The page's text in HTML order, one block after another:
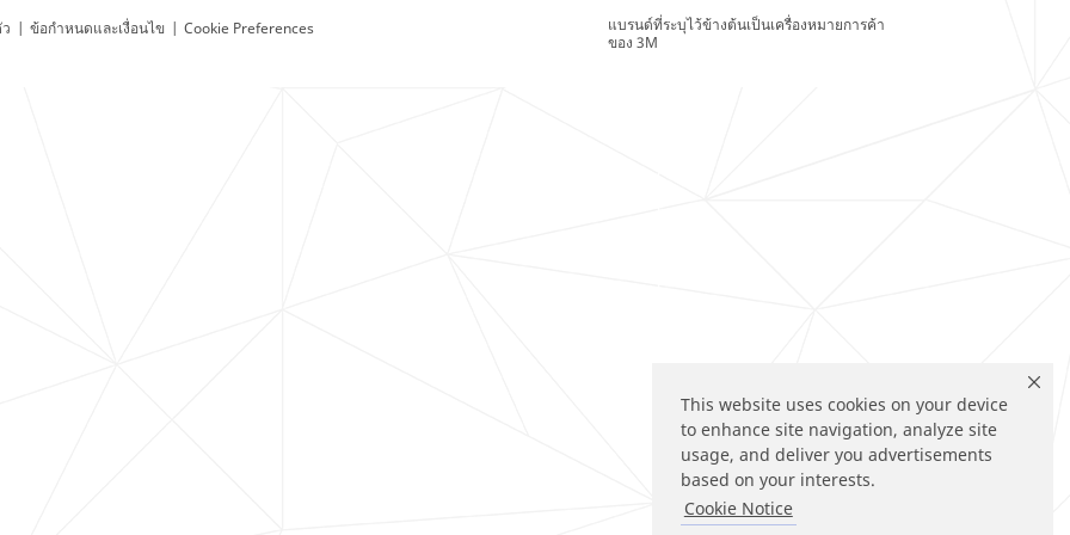
This website uses cookies on your device
to enhance site navigation, analyze site
usage, and deliver you advertisements
based on your interests.
Cookie Notice
| ข้อกำหนดและเงื่อนไข | Cookie Preferences
แบรนด์ที่ระบุไว้ข้างต้นเป็นเครื่องหมายการค้า
ของ 3M